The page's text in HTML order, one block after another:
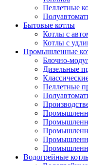
Пеллетные
Бытовые котлы
Котлы с
Котлы с
Промышленные
Блочно-
Дизельные
Пеллетные
Водогрейные